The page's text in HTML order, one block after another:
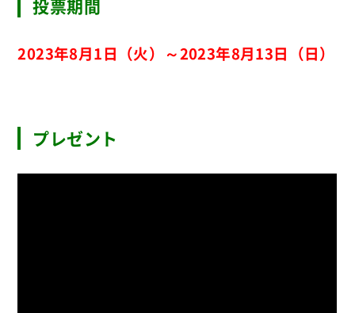
投票期間
2023年8月1日（火）～2023年8月13日（日）
プレゼント